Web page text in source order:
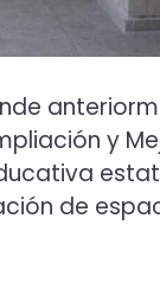
y
de